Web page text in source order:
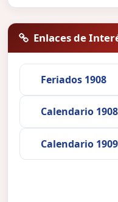
Enlaces de
Feriados 1908
Calendario 1908
Calendario 1909